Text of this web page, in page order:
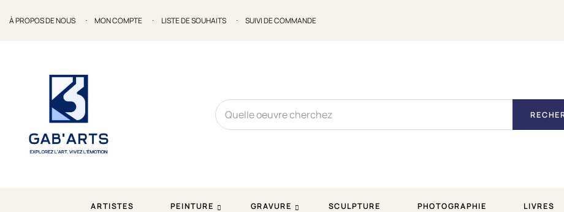
À PROPOS DE NOUS MON COMPTE LISTE DE SOUHAITS SUIVI DE COMMANDE
ARTISTES PEINTURE GRAVURE SCULPTURE PHOTOGRAPHIE LIVRES